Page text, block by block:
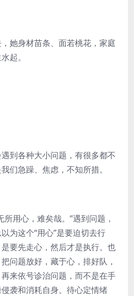
身材苗条、面若桃花，家庭
起。
各种大小问题，有很多都不
们急躁、焦虑，不知所措。
用心，难矣哉。”遇到问题，
为这个“用心”是要迫切去行
要先走心，然后才是执行。也
问题放好，藏于心，排好队，
来依号诊治问题，而不是在手
袭和消耗自身。待心定情绪